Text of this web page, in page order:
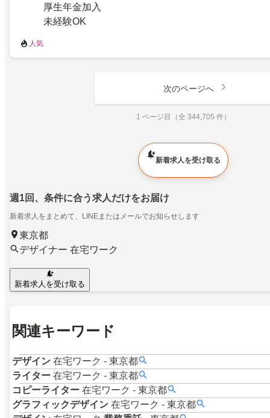
厚生年金加入
未経験OK
人気
次のページへ
1 ページ目（全 344,705 件）
新着求人を受け取る
週1回、条件に合う求人だけをお届け
新着求人をまとめて、LINEまたはメールでお知らせします
東京都
デザイナー 在宅ワーク
新着求人を受け取る
関連キーワード
デザイン 在宅ワーク - 東京都
ライター 在宅ワーク - 東京都
コピーライター 在宅ワーク - 東京都
グラフィックデザイン 在宅ワーク - 東京都